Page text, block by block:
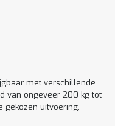
met verschillende
van ongeveer 200 kg tot
gekozen uitvoering,